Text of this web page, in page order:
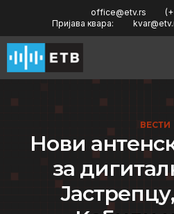
office@etv.rs
Пријава квара:
ВЕСТИ
Нови
за